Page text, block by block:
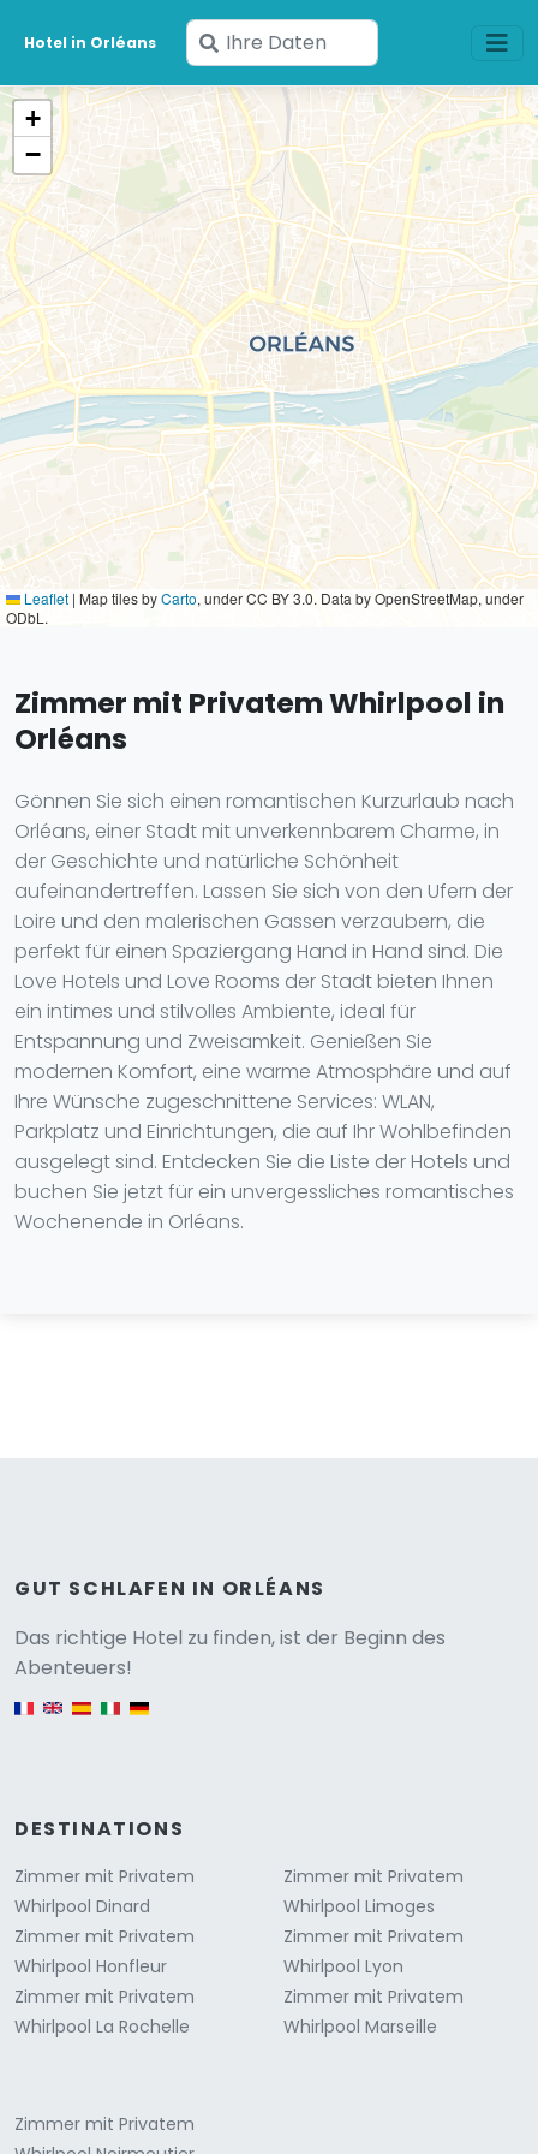
Hotel in Orléans
Geben
Sie
Ihre
Daten
ein
+
−
Leaflet | Map tiles byCarto, under CC BY 3.0. Data by OpenStreetMap, under
ODbL.
Zimmer mit Privatem Whirlpool in
Orléans
Gönnen Sie sich einen romantischen Kurzurlaub nach
Orléans, einer Stadt mit unverkennbarem Charme, in
der Geschichte und natürliche Schönheit
aufeinandertreffen. Lassen Sie sich von den Ufern der
Loire und den malerischen Gassen verzaubern, die
perfekt für einen Spaziergang Hand in Hand sind. Die
Love Hotels und Love Rooms der Stadt bieten Ihnen
ein intimes und stilvolles Ambiente, ideal für
Entspannung und Zweisamkeit. Genießen Sie
modernen Komfort, eine warme Atmosphäre und auf
Ihre Wünsche zugeschnittene Services: WLAN,
Parkplatz und Einrichtungen, die auf Ihr Wohlbefinden
ausgelegt sind. Entdecken Sie die Liste der Hotels und
buchen Sie jetzt für ein unvergessliches romantisches
Wochenende in Orléans.
GUT SCHLAFEN IN ORLÉANS
Das richtige Hotel zu finden, ist der Beginn des
Abenteuers!
DESTINATIONS
Zimmer mit Privatem
Whirlpool Dinard
Zimmer mit Privatem
Whirlpool Honfleur
Zimmer mit Privatem
Whirlpool La Rochelle
Zimmer mit Privatem
Whirlpool Limoges
Zimmer mit Privatem
Whirlpool Lyon
Zimmer mit Privatem
Whirlpool Marseille
Zimmer mit Privatem